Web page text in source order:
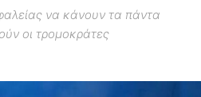
να κάνουν τα πάντα
οι τρομοκράτες